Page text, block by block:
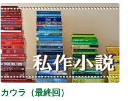
カウラ（最終回）